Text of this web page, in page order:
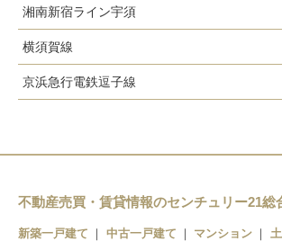
湘南新宿ライン宇須
逗子駅
横須賀線
逗子駅
京浜急行電鉄逗子線
逗子・葉山駅
不動産売買・賃貸情報のセンチュリー21総
新築一戸建て 中古一戸建て マンション